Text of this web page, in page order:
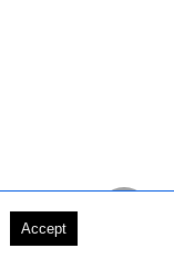
Accept